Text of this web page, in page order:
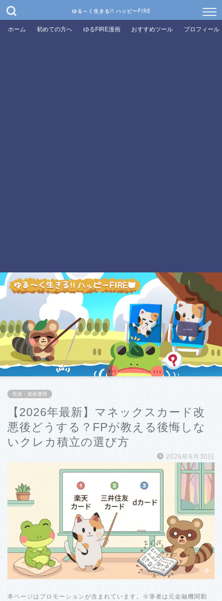
ゆる～く生きる!! ハッピーFIRE
ホーム 初めての方へ ゆるFIRE漫画 おすすめツール プロフィール
投資・資産運用
【2026年最新】マネックスカード改
悪後どうする？FPが教える後悔しな
いクレカ積立の選び方
2026年6月30日
本ページはプロモーションが含まれています。※筆者は元金融機関勤